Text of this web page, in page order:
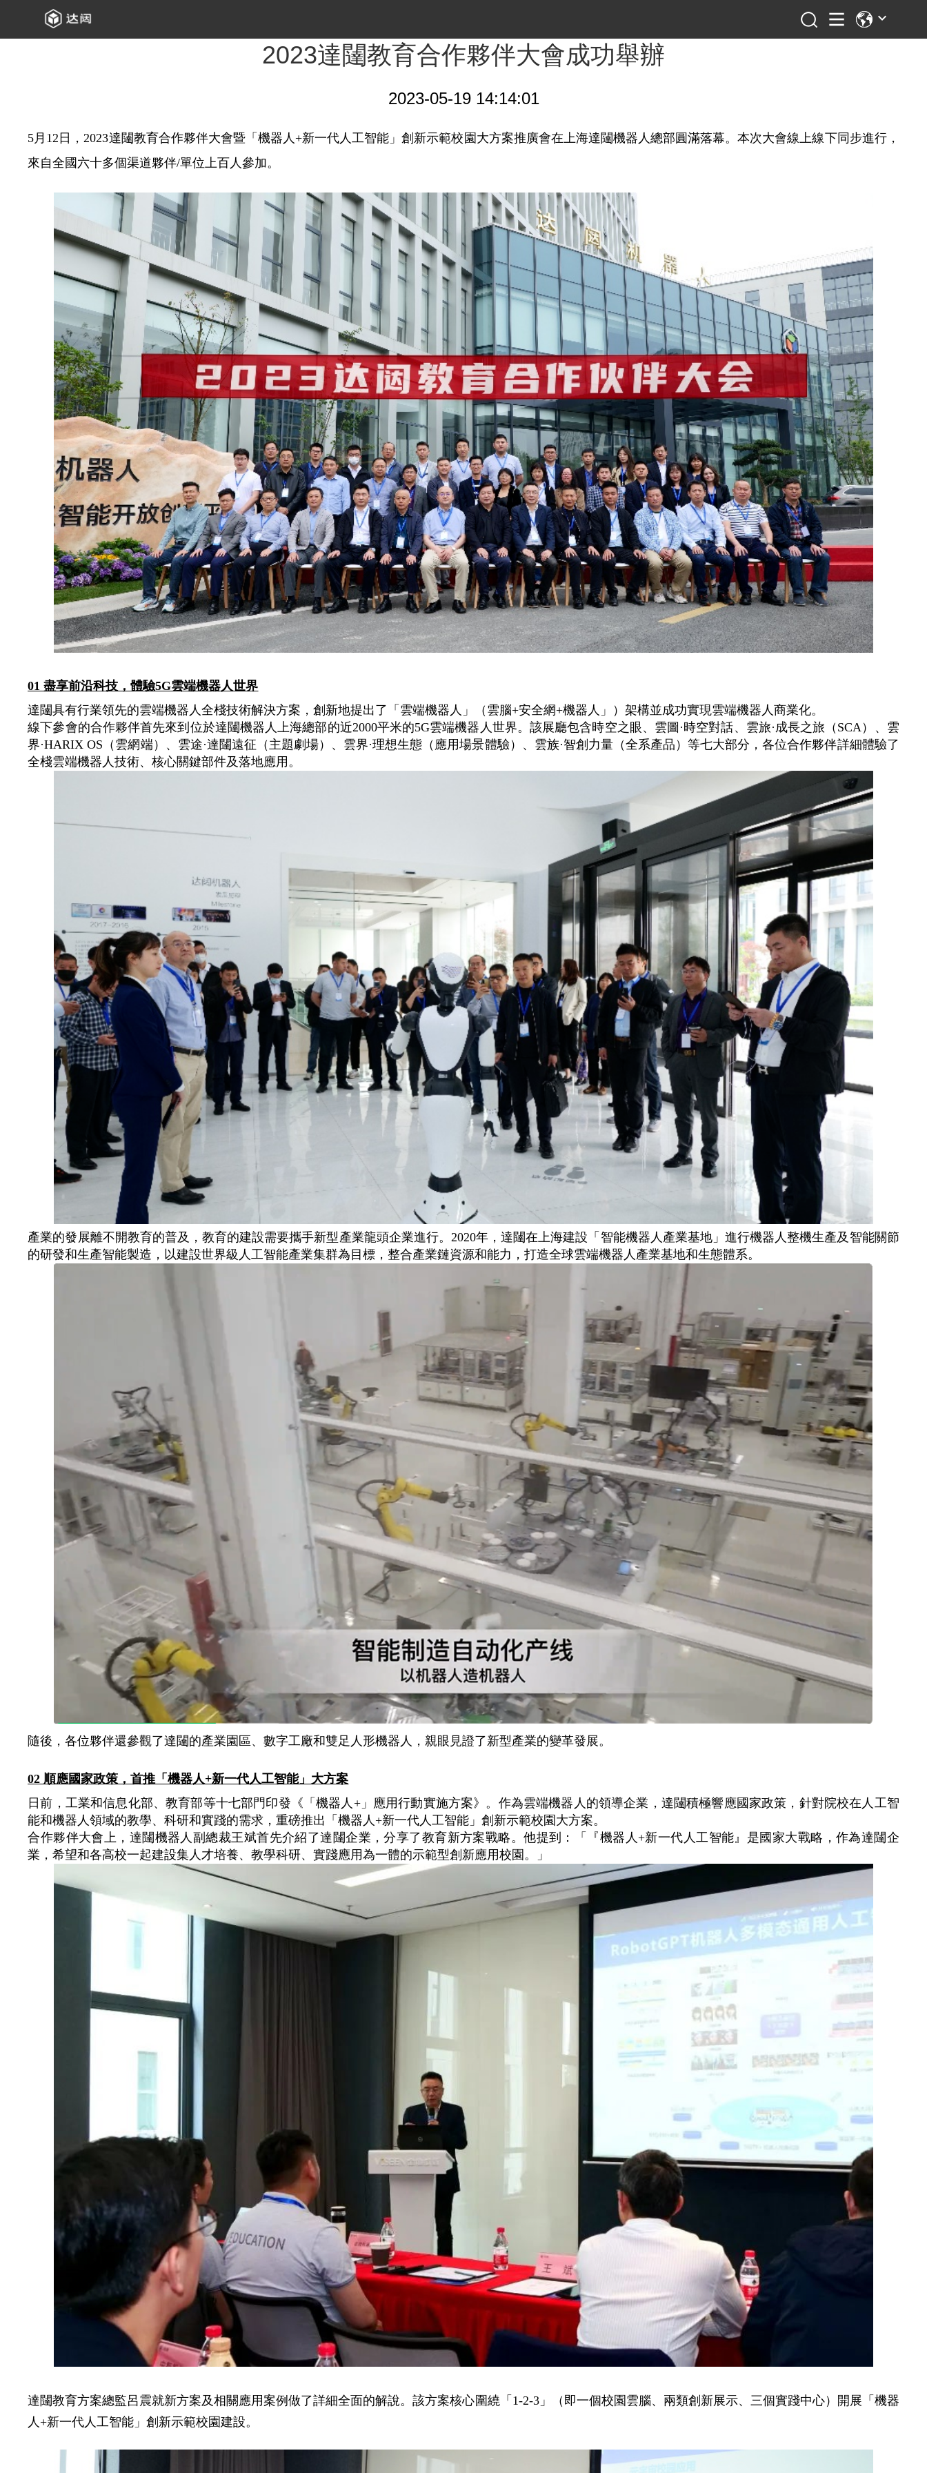
2023達闥教育合作夥伴大會成功舉辦
2023-05-19 14:14:01
5月12日，2023達闥教育合作夥伴大會暨「機器人+新一代人工智能」創新示範校園大方案推廣會在上海達闥機器人總部圓滿落幕。本次大會線上線下同步進行，
來自全國六十多個渠道夥伴/單位上百人參加。
01 盡享前沿科技，體驗5G雲端機器人世界
達闥具有行業領先的雲端機器人全棧技術解決方案，創新地提出了「雲端機器人」（雲腦+安全網+機器人」）架構並成功實現雲端機器人商業化。
線下參會的合作夥伴首先來到位於達闥機器人上海總部的近2000平米的5G雲端機器人世界。該展廳包含時空之眼、雲圖·時空對話、雲旅·成長之旅（SCA）、雲
界·HARIX OS（雲網端）、雲途·達闥遠征（主題劇場）、雲界·理想生態（應用場景體驗）、雲族·智創力量（全系產品）等七大部分，各位合作夥伴詳細體驗了
全棧雲端機器人技術、核心關鍵部件及落地應用。
產業的發展離不開教育的普及，教育的建設需要攜手新型產業龍頭企業進行。2020年，達闥在上海建設「智能機器人產業基地」進行機器人整機生產及智能關節
的研發和生產智能製造，以建設世界級人工智能產業集群為目標，整合產業鏈資源和能力，打造全球雲端機器人產業基地和生態體系。
隨後，各位夥伴還參觀了達闥的產業園區、數字工廠和雙足人形機器人，親眼見證了新型產業的變革發展。
02 順應國家政策，首推「機器人+新一代人工智能」大方案
日前，工業和信息化部、教育部等十七部門印發《「機器人+」應用行動實施方案》。作為雲端機器人的領導企業，達闥積極響應國家政策，針對院校在人工智
能和機器人領域的教學、科研和實踐的需求，重磅推出「機器人+新一代人工智能」創新示範校園大方案。
合作夥伴大會上，達闥機器人副總裁王斌首先介紹了達闥企業，分享了教育新方案戰略。他提到：「『機器人+新一代人工智能』是國家大戰略，作為達闥企
業，希望和各高校一起建設集人才培養、教學科研、實踐應用為一體的示範型創新應用校園。」
達闥教育方案總監呂震就新方案及相關應用案例做了詳細全面的解說。該方案核心圍繞「1-2-3」（即一個校園雲腦、兩類創新展示、三個實踐中心）開展「機器
人+新一代人工智能」創新示範校園建設。